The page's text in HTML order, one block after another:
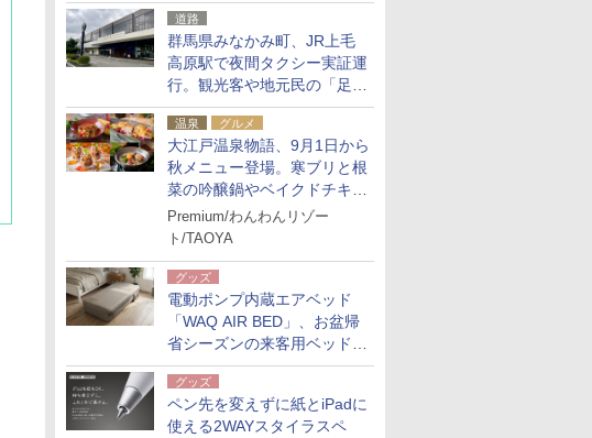
道路
群馬県みなかみ町、JR上毛
高原駅で夜間タクシー実証運
行。観光客や地元民の「足が
ない」課題解消へ、木金土に
2台体制
温泉 グルメ
大江戸温泉物語、9月1日から
秋メニュー登場。寒ブリと根
菜の吟醸鍋やベイクドチキ
ン、ショコラ＆栗スイーツも
食べ放題に
Premium/わんわんリゾー
ト/TAOYA
グッズ
電動ポンプ内蔵エアベッド
「WAQ AIR BED」、お盆帰
省シーズンの来客用ベッドに
も。使用後は収納バッグでコ
ンパクトに保管
グッズ
ペン先を変えずに紙とiPadに
使える2WAYスタイラスペ